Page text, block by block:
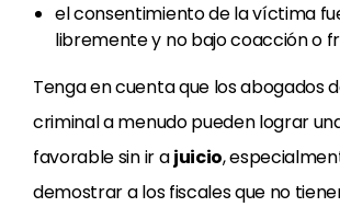
el consentimiento de la víctima
libremente y no bajo coacción o
Tenga en cuenta que los abogados
criminal a menudo pueden lograr
favorable sin ir ajuicio,
demostrar a los fiscales que no